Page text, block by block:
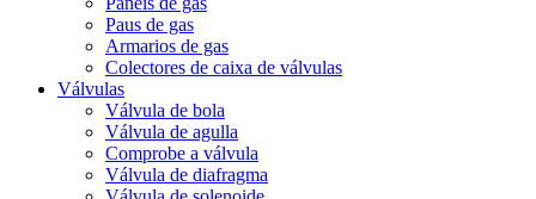
Paus de gas
Armarios de gas
Colectores de caixa de válvulas
Válvulas
Válvula de bola
Válvula de agulla
Comprobe a válvula
Válvula de diafragma